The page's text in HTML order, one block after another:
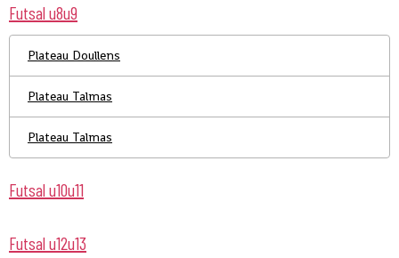
Futsal u8u9
Plateau Doullens
Plateau Talmas
Plateau Talmas
Futsal u10u11
Futsal u12u13